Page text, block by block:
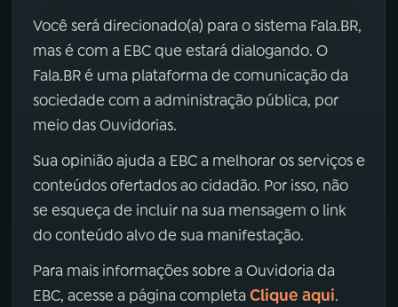
Você será direcionado(a) para o sistema Fala.BR,
mas é com a EBC que estará dialogando. O
Fala.BR é uma plataforma de comunicação da
sociedade com a administração pública, por
meio das Ouvidorias.
Sua opinião ajuda a EBC a melhorar os serviços e
conteúdos ofertados ao cidadão. Por isso, não
se esqueça de incluir na sua mensagem o link
do conteúdo alvo de sua manifestação.
Para mais informações sobre a Ouvidoria da
EBC, acesse a página completa Clique aqui.